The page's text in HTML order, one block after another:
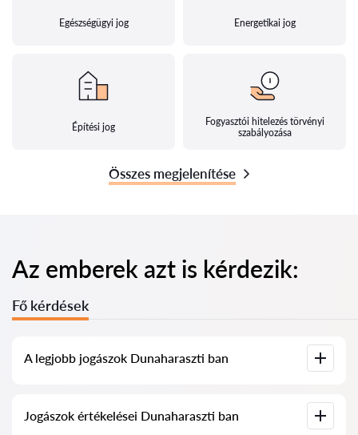
Egészségügyi jog Energetikai jog
Építési jog
Fogyasztói hitelezés törvényi
szabályozása
Összes megjelenítése
Az emberek azt is kérdezik:
Fő kérdések
A legjobb jogászok Dunaharaszti ban
teljes információval. Árak, értékelések, telefonszám és cím.
Jogászok értékelései Dunaharaszti ban